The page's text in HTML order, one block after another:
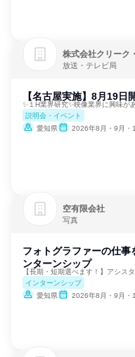
株式会社クリーク
放送・テレビ局
【名古屋実施】8月19日
✨１H業界研究✨映像業界に興味が
説明会・イベント
愛知県
2026年8月・9月・
空有限会社
写真
フォトグラファーの仕事
ンターンシップ
インターンシップ
愛知県
2026年8月・9月・